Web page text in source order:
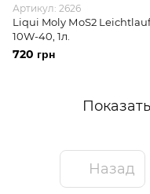
Артикул: 2626
Liqui Moly МoS2 Leichtlauf
10W-40, 1л.
720 грн
Назад